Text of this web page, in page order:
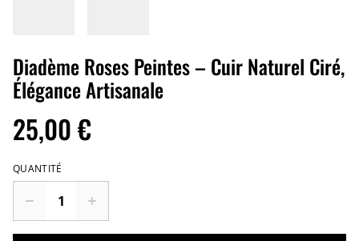
Diadème Roses Peintes – Cuir Naturel Ciré,
Élégance Artisanale
25,00 €
QUANTITÉ